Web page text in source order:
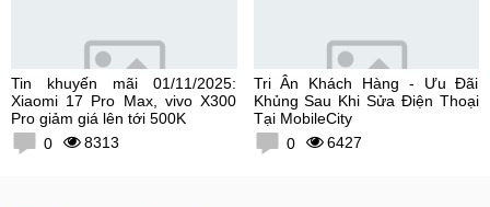
Tin khuyến mãi 01/11/2025:
Xiaomi 17 Pro Max, vivo X300
Pro giảm giá lên tới 500K
0
8313
Tri Ân Khách Hàng - Ưu Đãi
Khủng Sau Khi Sửa Điện Thoại
Tại MobileCity
0
6427